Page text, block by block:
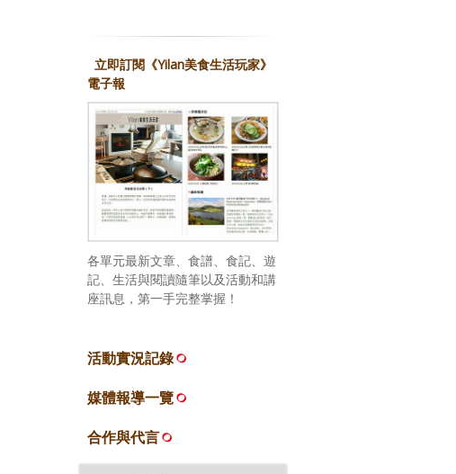
立即訂閱《Yilan美食生活玩家》
電子報
各單元最新文章、食譜、食記、遊
記、生活與閱讀隨筆以及活動和講
座訊息，第一手完整掌握！
活動實況記錄
媒體報導一覽
合作與代言